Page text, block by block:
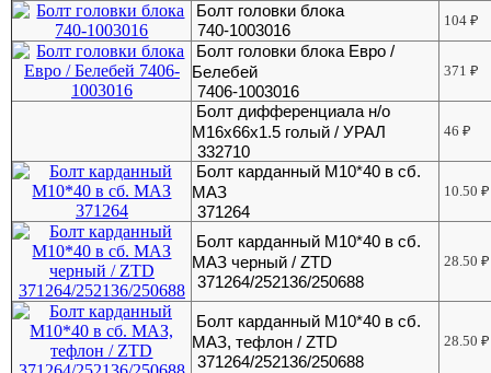
Болт головки блока
740-1003016
104₽
Болт головки блока Евро /
Белебей
7406-1003016
371₽
Болт дифференциала н/о
М16х66х1.5 голый / УРАЛ
332710
46₽
Болт карданный М10*40 в сб.
МАЗ
371264
10.50₽
Болт карданный М10*40 в сб.
МАЗ черный / ZTD
371264/252136/250688
28.50₽
Болт карданный М10*40 в сб.
МАЗ, тефлон / ZTD
371264/252136/250688
28.50₽